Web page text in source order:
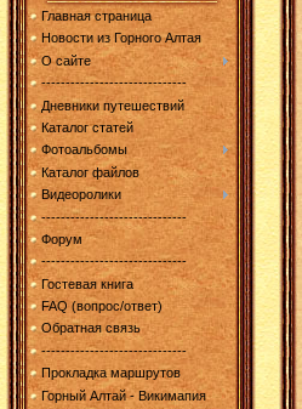
Главная страница
Новости из Горного Алтая
О сайте
------------------------------
Дневники путешествий
Каталог статей
Фотоальбомы
Каталог файлов
Видеоролики
------------------------------
Форум
------------------------------
Гостевая книга
FAQ (вопрос/ответ)
Обратная связь
------------------------------
Прокладка маршрутов
Горный Алтай - Викимапия